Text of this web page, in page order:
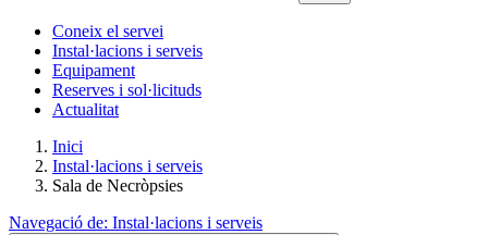
Coneix el servei
Instal·lacions i serveis
Equipament
Reserves i sol·licituds
Actualitat
Inici
Instal·lacions i serveis
Sala de Necròpsies
Navegació de: Instal·lacions i serveis